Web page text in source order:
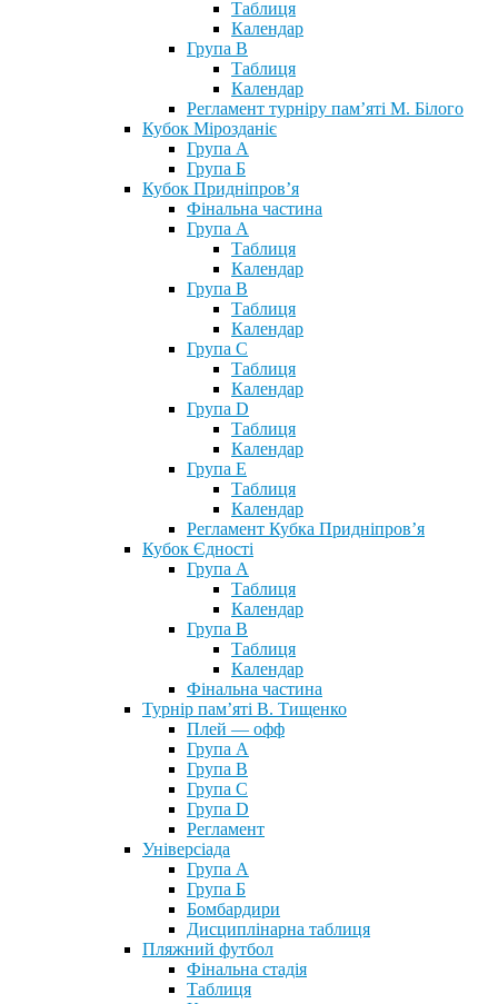
Таблиця
Календар
Група В
Таблиця
Календар
Регламент турніру пам’яті М. Білого
Кубок Мірозданіє
Група А
Група Б
Кубок Придніпров’я
Фінальна частина
Група А
Таблиця
Календар
Група В
Таблиця
Календар
Група С
Таблиця
Календар
Група D
Таблиця
Календар
Група Е
Таблиця
Календар
Регламент Кубка Придніпров’я
Кубок Єдності
Група А
Таблиця
Календар
Група В
Таблиця
Календар
Фінальна частина
Турнір пам’яті В. Тищенко
Плей — офф
Група А
Група B
Група С
Група D
Регламент
Універсіада
Група А
Група Б
Бомбардири
Дисциплінарна таблиця
Пляжний футбол
Фінальна стадія
Таблиця